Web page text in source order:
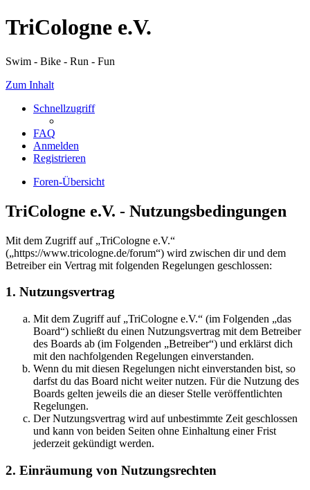
TriCologne e.V.
Swim - Bike - Run - Fun
Zum Inhalt
Schnellzugriff
FAQ
Anmelden
Registrieren
Foren-Übersicht
TriCologne e.V. - Nutzungsbedingungen
Mit dem Zugriff auf „TriCologne e.V.“
(„https://www.tricologne.de/forum“) wird zwischen dir und dem
Betreiber ein Vertrag mit folgenden Regelungen geschlossen:
1. Nutzungsvertrag
Mit dem Zugriff auf „TriCologne e.V.“ (im Folgenden „das
Board“) schließt du einen Nutzungsvertrag mit dem Betreiber
des Boards ab (im Folgenden „Betreiber“) und erklärst dich
mit den nachfolgenden Regelungen einverstanden.
Wenn du mit diesen Regelungen nicht einverstanden bist, so
darfst du das Board nicht weiter nutzen. Für die Nutzung des
Boards gelten jeweils die an dieser Stelle veröffentlichten
Regelungen.
Der Nutzungsvertrag wird auf unbestimmte Zeit geschlossen
und kann von beiden Seiten ohne Einhaltung einer Frist
jederzeit gekündigt werden.
2. Einräumung von Nutzungsrechten